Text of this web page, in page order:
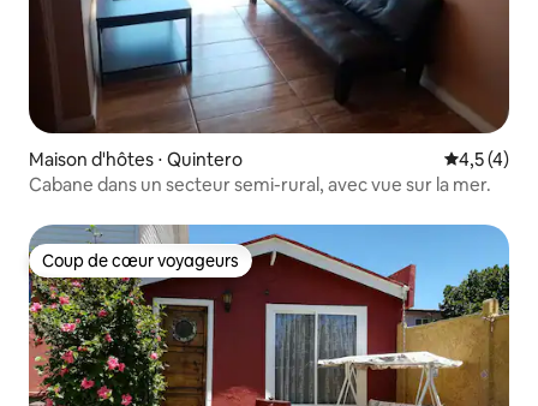
Maison d'hôtes ⋅ Quintero Évaluation
4,5 (4)
Cabane dans un secteur semi-rural, avec vue sur la mer.
Coup de cœur voyageurs
Coup de cœur voyageurs